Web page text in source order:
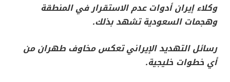
وكلاء إيران أدوات عدم الاستقرار في المنطقة
وهجمات السعودية تشهد بذلك.
رسائل التهديد الإيراني تعكس مخاوف طهران من
أي خطوات خليجية.